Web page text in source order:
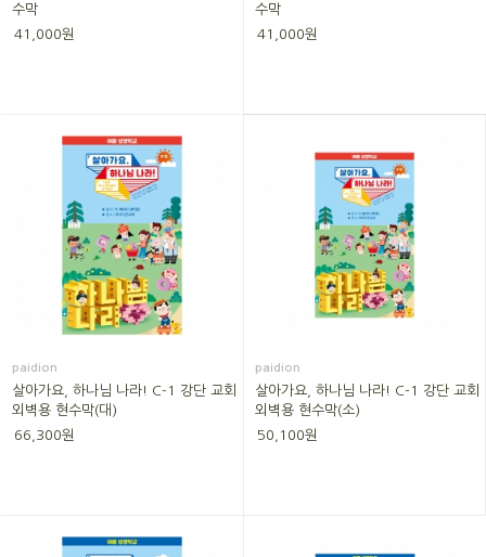
수막
41,000원
수막
41,000원
paidion
살아가요, 하나님 나라! C-1 강단 교회
외벽용 현수막(대)
66,300원
paidion
살아가요, 하나님 나라! C-1 강단 교회
외벽용 현수막(소)
50,100원